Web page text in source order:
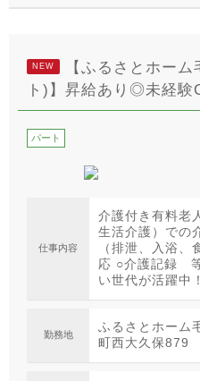
NEW
【ふるさとホー
ト)】昇給あり◎未経験
パート
仕事内容
介護付き有料老
生活介護）での
（排泄、入浴
応 ○介護記録
い世代が活躍中！
勤務地
ふるさとホーム
町西大久保879